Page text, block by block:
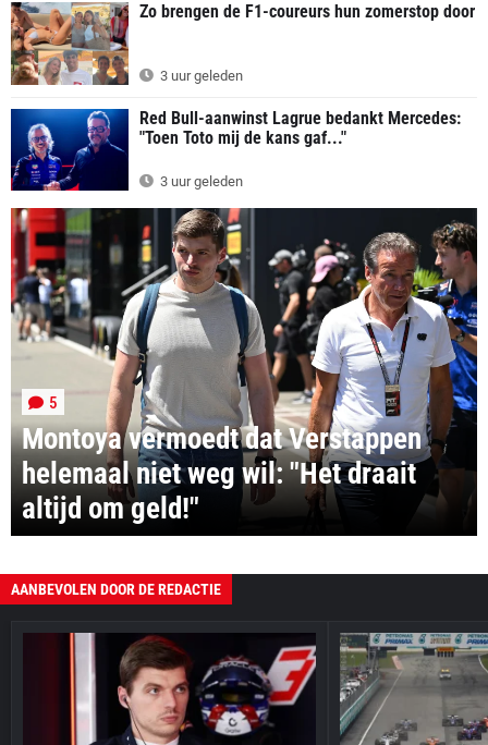
Zo brengen de F1-coureurs hun zomerstop door
3 uur geleden
Red Bull-aanwinst Lagrue bedankt Mercedes:
"Toen Toto mij de kans gaf..."
3 uur geleden
Montoya vermoedt dat Verstappen
helemaal niet weg wil: "Het draait
altijd om geld!"
5
AANBEVOLEN DOOR DE REDACTIE